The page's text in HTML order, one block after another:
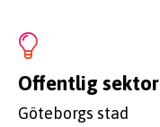
Offentlig sektor
Göteborgs stad